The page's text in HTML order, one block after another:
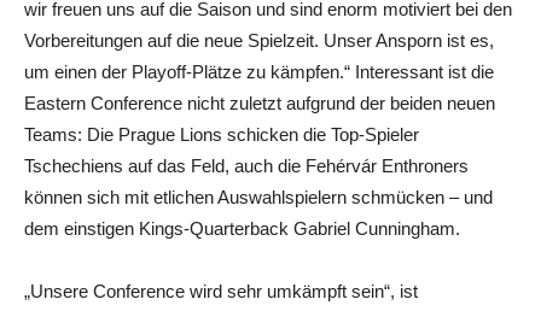
wir freuen uns auf die Saison und sind enorm motiviert bei den
Vorbereitungen auf die neue Spielzeit. Unser Ansporn ist es,
um einen der Playoff-Plätze zu kämpfen.“ Interessant ist die
Eastern Conference nicht zuletzt aufgrund der beiden neuen
Teams: Die Prague Lions schicken die Top-Spieler
Tschechiens auf das Feld, auch die Fehérvár Enthroners
können sich mit etlichen Auswahlspielern schmücken – und
dem einstigen Kings-Quarterback Gabriel Cunningham.
„Unsere Conference wird sehr umkämpft sein“, ist